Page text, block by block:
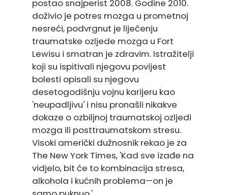
postao snajperist 2008. Godine 2010.
doživio je potres mozga u prometnoj
nesreći, podvrgnut je liječenju
traumatske ozljede mozga u Fort
Lewisu i smatran je zdravim. Istražitelji
koji su ispitivali njegovu povijest
bolesti opisali su njegovu
desetogodišnju vojnu karijeru kao
'neupadljivu' i nisu pronašli nikakve
dokaze o ozbiljnoj traumatskoj ozljedi
mozga ili posttraumatskom stresu.
Visoki američki dužnosnik rekao je za
The New York Times, 'Kad sve izađe na
vidjelo, bit će to kombinacija stresa,
alkohola i kućnih problema—on je